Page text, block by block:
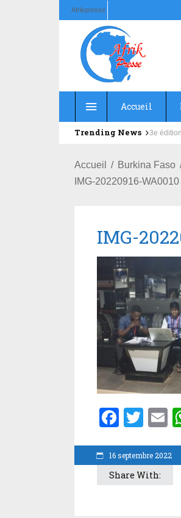
Afrikpresse
Accueil
Trending News
Accueil Burkina Faso
IMG-20220916-WA0010
16 septembre 2022
IMG-
Share With: